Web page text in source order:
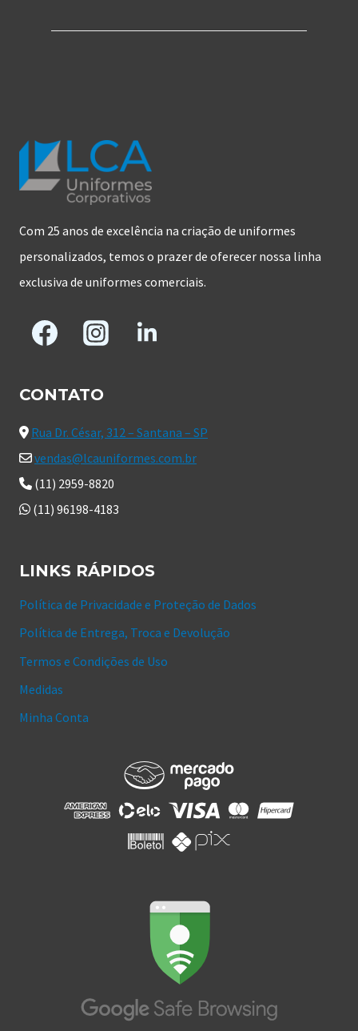
Com 25 anos de excelência na criação de uniformes
personalizados, temos o prazer de oferecer nossa linha
exclusiva de uniformes comerciais.
CONTATO
Rua Dr. César, 312 – Santana – SP
vendas@lcauniformes.com.br
(11) 2959-8820
(11) 96198-4183
LINKS RÁPIDOS
Política de Privacidade e Proteção de Dados
Política de Entrega, Troca e Devolução
Termos e Condições de Uso
Medidas
Minha Conta